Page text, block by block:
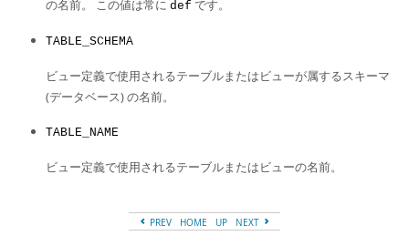
の名前。 この値は常に def です。
TABLE_SCHEMA
ビュー定義で使用されるテーブルまたはビューが属するスキーマ
(データベース) の名前。
TABLE_NAME
ビュー定義で使用されるテーブルまたはビューの名前。
PREV HOME UP NEXT